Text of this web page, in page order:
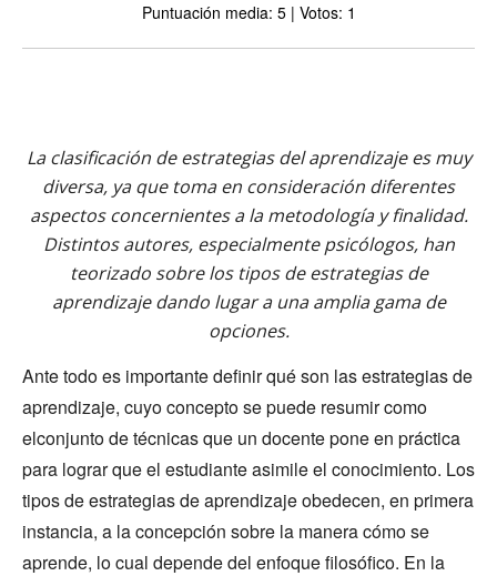
Puntuación media: 5 | Votos: 1
La clasificación de estrategias del aprendizaje es muy
diversa, ya que toma en consideración diferentes
aspectos concernientes a la metodología y finalidad.
Distintos autores, especialmente psicólogos, han
teorizado sobre los tipos de estrategias de
aprendizaje dando lugar a una amplia gama de
opciones.
Ante todo es importante definir qué son las estrategias de
aprendizaje, cuyo concepto se puede resumir como
elconjunto de técnicas que un docente pone en práctica
para lograr que el estudiante asimile el conocimiento. Los
tipos de estrategias de aprendizaje obedecen, en primera
instancia, a la concepción sobre la manera cómo se
aprende, lo cual depende del enfoque filosófico. En la